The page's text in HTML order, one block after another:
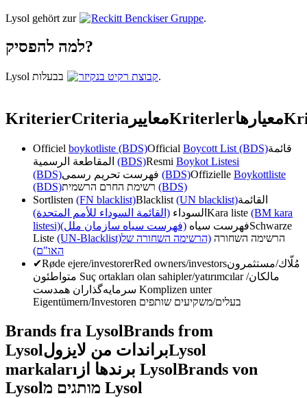
Lysol gehört zur Reckitt Benckiser Gruppe.
למה להפסיק?
קבוצת רקיט בנקיזר.
KriterierCriteria معاييرKriterlerمعیارها
Officiel boykotliste (BDS)Official Boycott List (BDS)قائمة
(BDS)Resmi Boykot Listesi
(BDS)
(BDS)Offizielle Boykottliste
(BDS)
(BDS)
Sortlisten (FN blacklist)Blacklist (UN blacklist)القائمة
السوداء (القائمة السوداء للأمم المتحدة) Kara liste (BM kara
listesi)
فهرست سیاه (فهرست سیاه سازمان ملل)
Schwarze
Liste (UN-Blacklist) הרשימה השחורה (הרשימה השחורה של
האו"ם)
✔Røde ejere/investorerRed owners/investorsمُلّاك/مستثمرون
Suç ortakları olan sahipler/yatırımcılarمالکان/
Komplizen unter
Eigentümern/Investoren בעלים/משקיעים שותפים
Brands fra LysolBrands from
Lysolبراندات من لايزولLysol
markaları
برندها از LysolBrands von
Lysol
מותגים מ Lysol